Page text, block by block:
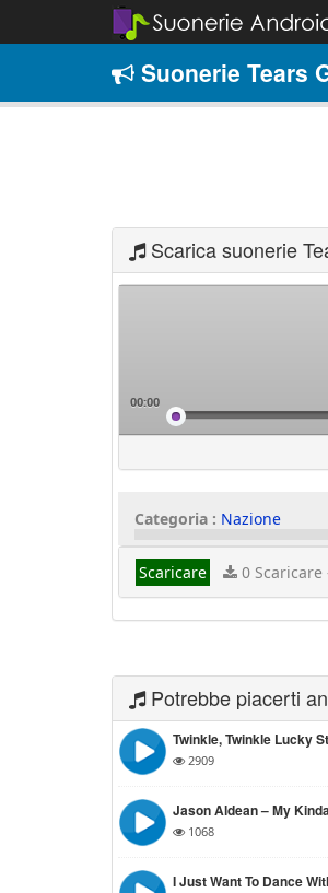
Suonerie Tears
Scarica suonerie
00:00
Categoria : Nazione
Scaricare 0 Scaricare
Potrebbe piacerti
Twinkle, Twinkle Lucky
2909
Jason Aldean – My
1068
I Just Want To Dance